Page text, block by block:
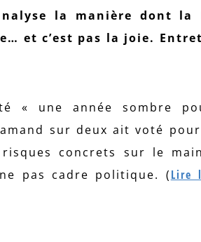
la manière dont la
et c’est pas la joie.
« une année sombre
sur deux ait voté
concrets sur le
pas cadre politique. (Lire